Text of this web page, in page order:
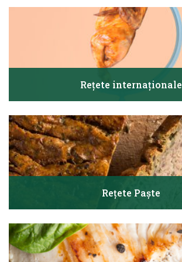
Rețete internaționale
Rețete Paște